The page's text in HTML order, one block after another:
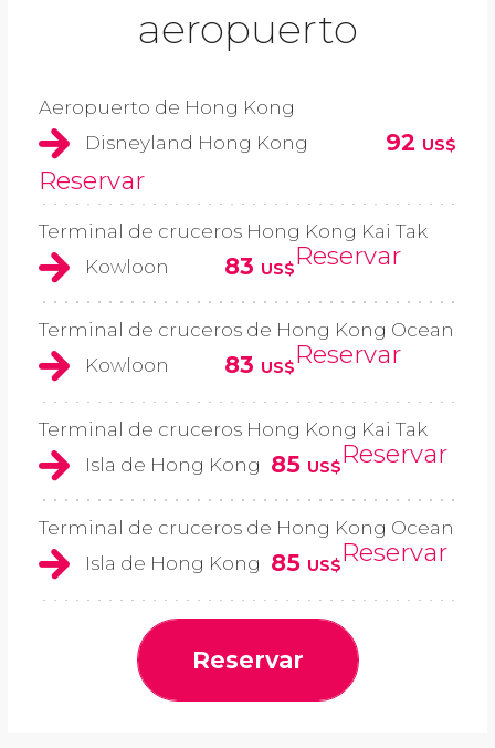
aeropuerto
Aeropuerto de Hong Kong
Disneyland Hong Kong
92 US$
Reservar
Terminal de cruceros Hong Kong Kai Tak
Kowloon
83 US$Reservar
Terminal de cruceros de Hong Kong Ocean
Kowloon
83 US$Reservar
Terminal de cruceros Hong Kong Kai Tak
Isla de Hong Kong 85 US$Reservar
Terminal de cruceros de Hong Kong Ocean
Isla de Hong Kong 85 US$Reservar
Reservar